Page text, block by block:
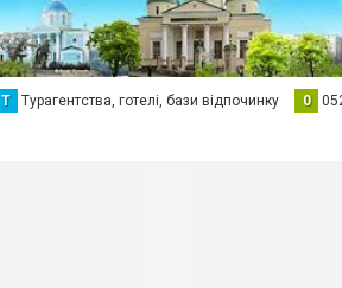
Т Турагентства, готелі, бази відпочинку 0